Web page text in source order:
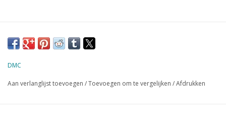
DMC
Aan verlanglijst toevoegen /Toevoegen om te vergelijken /Afdrukken